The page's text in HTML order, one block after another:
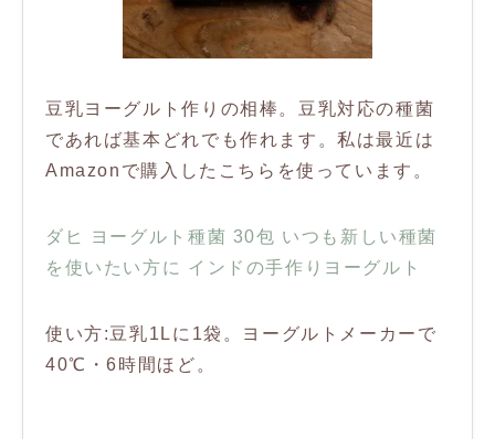
豆乳ヨーグルト作りの相棒。豆乳対応の種菌
であれば基本どれでも作れます。私は最近は
Amazonで購入したこちらを使っています。
ダヒ ヨーグルト種菌 30包 いつも新しい種菌
を使いたい方に インドの手作りヨーグルト
使い方:豆乳1Lに1袋。ヨーグルトメーカーで
40℃・6時間ほど。